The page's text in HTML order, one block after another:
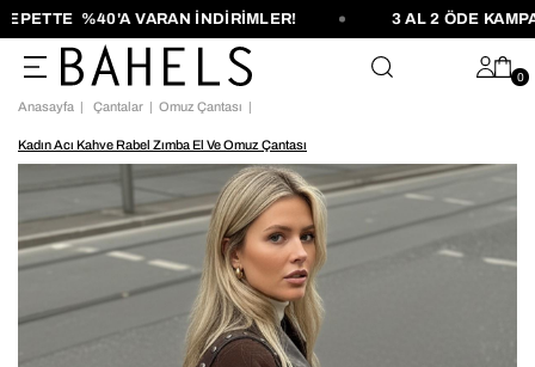
%40'A VARAN İNDİRİMLER! 3 AL 2 ÖDE
0
Anasayfa Çantalar Omuz Çantası
Kadın Acı Kahve Rabel Zımba El Ve Omuz Çantası